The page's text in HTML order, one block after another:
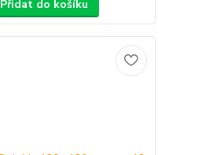
Přidat do košíku